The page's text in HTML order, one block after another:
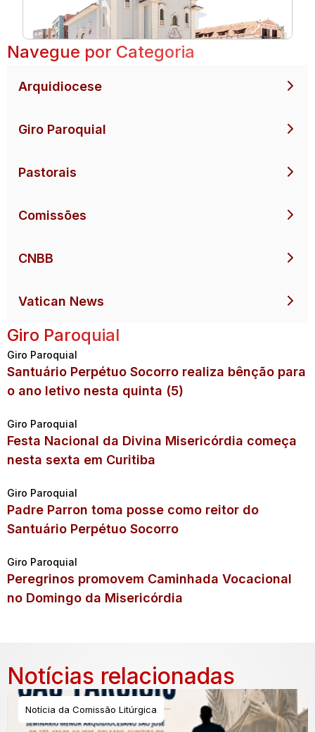
Navegue por Categoria
Arquidiocese
Giro Paroquial
Pastorais
Comissões
CNBB
Vatican News
Giro Paroquial
Giro Paroquial
Santuário Perpétuo Socorro realiza bênção para
o ano letivo nesta quinta (5)
Giro Paroquial
Festa Nacional da Divina Misericórdia começa
nesta sexta em Curitiba
Giro Paroquial
Padre Parron toma posse como reitor do
Santuário Perpétuo Socorro
Giro Paroquial
Peregrinos promovem Caminhada Vocacional
no Domingo da Misericórdia
Notícias relacionadas
Notícia da Comissão Litúrgica